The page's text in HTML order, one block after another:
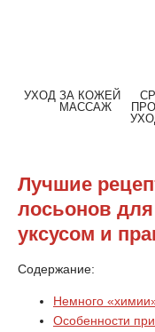
УХОД ЗА КОЖЕЙ
МАССАЖ
Лучшие
лосьонов
уксусом и
Содержание:
Немного
Особенности